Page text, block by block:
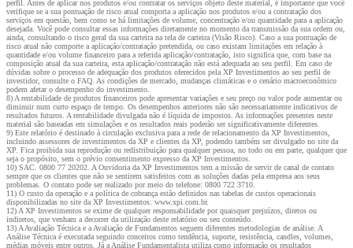
perfil. Antes de aplicar nos produtos e/ou contratar os serviços objeto deste material, é importante que você
verifique se a sua pontuação de risco atual comporta a aplicação nos produtos e/ou a contratação dos
serviços em questão, bem como se há limitações de volume, concentração e/ou quantidade para a aplicação
desejada. Você pode consultar essas informações diretamente no momento da transmissão da sua ordem ou,
ainda, consultando o risco geral da sua carteira na tela de carteira (Visão Risco). Caso a sua pontuação de
risco atual não comporte a aplicação/contratação pretendida, ou caso existam limitações em relação à
quantidade e/ou volume financeiro para a referida aplicação/contratação, isto significa que, com base na
composição atual da sua carteira, esta aplicação/contratação não está adequada ao seu perfil. Em caso de
dúvidas sobre o processo de adequação dos produtos oferecidos pela XP Investimentos ao seu perfil de
investidor, consulte o FAQ. As condições de mercado, mudanças climáticas e o cenário macroeconômico
podem afetar o desempenho do investimento.
8) A rentabilidade de produtos financeiros pode apresentar variações e seu preço ou valor pode aumentar ou
diminuir num curto espaço de tempo. Os desempenhos anteriores não são necessariamente indicativos de
resultados futuros. A rentabilidade divulgada não é líquida de impostos. As informações presentes neste
material são baseadas em simulações e os resultados reais poderão ser significativamente diferentes.
9) Este relatório é destinado à circulação exclusiva para a rede de relacionamento da XP Investimentos,
incluindo assessores de investimentos da XP e clientes da XP, podendo também ser divulgado no site da
XP. Fica proibida sua reprodução ou redistribuição para qualquer pessoa, no todo ou em parte, qualquer que
seja o propósito, sem o prévio consentimento expresso da XP Investimentos.
10) SAC. 0800 77 20202. A Ouvidoria da XP Investimentos tem a missão de servir de canal de contato
sempre que os clientes que não se sentirem satisfeitos com as soluções dadas pela empresa aos seus
problemas. O contato pode ser realizado por meio do telefone: 0800 722 3710.
11) O custo da operação e a política de cobrança estão definidos nas tabelas de custos operacionais
disponibilizadas no site da XP Investimentos: www.xpi.com.br.
12) A XP Investimentos se exime de qualquer responsabilidade por quaisquer prejuízos, diretos ou
indiretos, que venham a decorrer da utilização deste relatório ou seu conteúdo.
13) A Avaliação Técnica e a Avaliação de Fundamentos seguem diferentes metodologias de análise. A
Análise Técnica é executada seguindo conceitos como tendência, suporte, resistência, candles, volumes,
médias móveis entre outros. Já a Análise Fundamentalista utiliza como informação os resultados